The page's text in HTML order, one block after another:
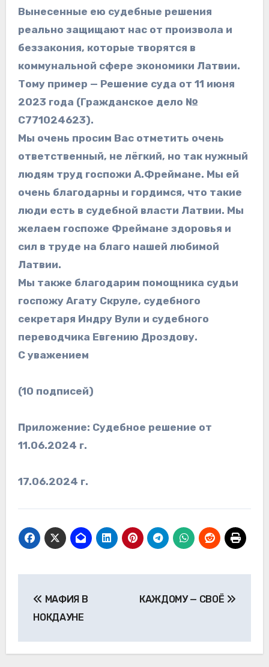
Вынесенные ею судебные решения
реально защищают нас от произвола и
беззакония, которые творятся в
коммунальной сфере экономики Латвии.
Тому пример — Решение суда от 11 июня
2023 года (Гражданское дело №
С771024623).
Мы очень просим Вас отметить очень
ответственный, не лёгкий, но так нужный
людям труд госпожи А.Фреймане. Мы ей
очень благодарны и гордимся, что такие
люди есть в судебной власти Латвии. Мы
желаем госпоже Фреймане здоровья и
сил в труде на благо нашей любимой
Латвии.
Мы также благодарим помощника судьи
госпожу Агату Скруле, судебного
секретаря Индру Вули и судебного
переводчика Евгению Дроздову.
С уважением
(10 подписей)
Приложение: Судебное решение от
11.06.2024 г.
17.06.2024 г.
по
МАФИЯ В
НОКДАУНЕ
КАЖДОМУ — СВОЁ